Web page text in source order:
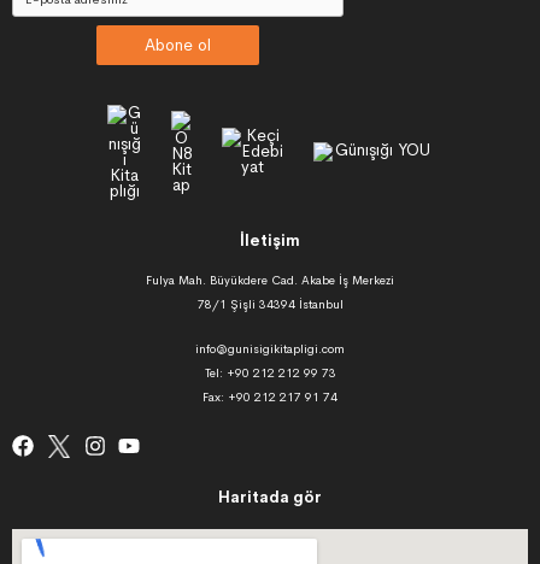
Abone ol
İletişim
Fulya Mah. Büyükdere Cad. Akabe İş Merkezi
78/1 Şişli 34394 İstanbul
info@gunisigikitapligi.com
Tel: +90 212 212 99 73
Fax: +90 212 217 91 74
Haritada gör